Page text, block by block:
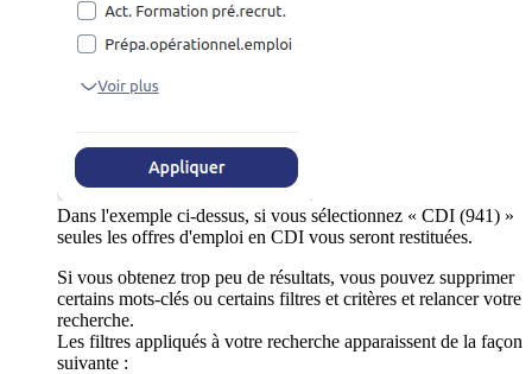
Dans l'exemple ci-dessus, si vous sélectionnez « CDI (941) »
seules les offres d'emploi en CDI vous seront restituées.
Si vous obtenez trop peu de résultats, vous pouvez supprimer
certains mots-clés ou certains filtres et critères et relancer votre
recherche.
Les filtres appliqués à votre recherche apparaissent de la façon
suivante :